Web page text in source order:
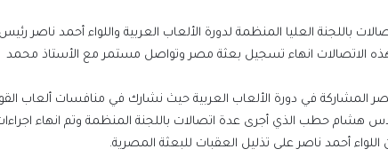
العليا المنظمة لدورة الألعاب العربية واللواء أحمد ناصر رئيس
هذه الاتصالات انهاء تسجيل بعثة مصر وتواصل مستمر مع الأستاذ محمد
المشاركة في دورة الألعاب العربية حيث نشارك في منافسات ألعاب
هشام حطب الذي أجرى عدة اتصالات باللجنة المنظمة وتم انهاء
أحمد ناصر على تذليل العقبات للبعثة المصرية.